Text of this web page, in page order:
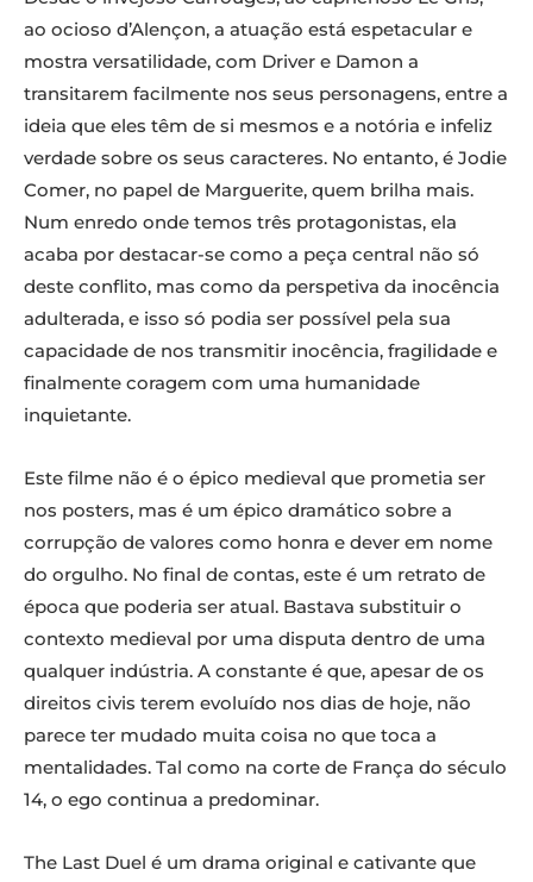
ao ocioso d’Alençon, a atuação está espetacular e
mostra versatilidade, com Driver e Damon a
transitarem facilmente nos seus personagens, entre a
ideia que eles têm de si mesmos e a notória e infeliz
verdade sobre os seus caracteres. No entanto, é Jodie
Comer, no papel de Marguerite, quem brilha mais.
Num enredo onde temos três protagonistas, ela
acaba por destacar-se como a peça central não só
deste conflito, mas como da perspetiva da inocência
adulterada, e isso só podia ser possível pela sua
capacidade de nos transmitir inocência, fragilidade e
finalmente coragem com uma humanidade
inquietante.
Este filme não é o épico medieval que prometia ser
nos posters, mas é um épico dramático sobre a
corrupção de valores como honra e dever em nome
do orgulho. No final de contas, este é um retrato de
época que poderia ser atual. Bastava substituir o
contexto medieval por uma disputa dentro de uma
qualquer indústria. A constante é que, apesar de os
direitos civis terem evoluído nos dias de hoje, não
parece ter mudado muita coisa no que toca a
mentalidades. Tal como na corte de França do século
14, o ego continua a predominar.
The Last Duel é um drama original e cativante que